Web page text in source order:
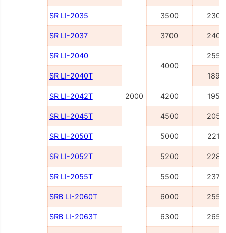
2000
SR LI-2035 3500 2305
SR LI-2037 3700 2405
SR LI-2040
4000
2555
SR LI-2040Т 1895
SR LI-2042Т 4200 1955
SR LI-2045Т 4500 2055
SR LI-2050Т 5000 2215
SR LI-2052Т 5200 2285
SR LI-2055Т 5500 2375
SRB LI-2060Т 6000 2556
SRB LI-2063Т 6300 2656